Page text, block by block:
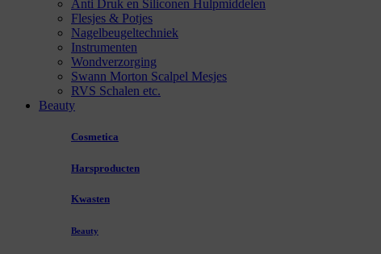
Anti Druk en Siliconen Hulpmiddelen
Flesjes & Potjes
Nagelbeugeltechniek
Instrumenten
Wondverzorging
Swann Morton Scalpel Mesjes
RVS Schalen etc.
Beauty
Cosmetica
Harsproducten
Kwasten
Beauty